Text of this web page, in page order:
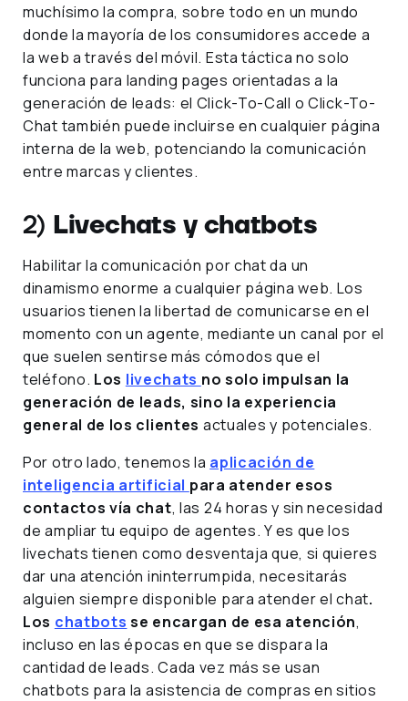
muchísimo la compra, sobre todo en un mundo
donde la mayoría de los consumidores accede a
la web a través del móvil. Esta táctica no solo
funciona para landing pages orientadas a la
generación de leads: el Click-To-Call o Click-To-
Chat también puede incluirse en cualquier página
interna de la web, potenciando la comunicación
entre marcas y clientes.
2) Livechats y chatbots
Habilitar la comunicación por chat da un
dinamismo enorme a cualquier página web. Los
usuarios tienen la libertad de comunicarse en el
momento con un agente, mediante un canal por el
que suelen sentirse más cómodos que el
teléfono. Los livechats no solo impulsan la
generación de leads, sino la experiencia
general de los clientes actuales y potenciales.
Por otro lado, tenemos la aplicación de
inteligencia artificial para atender esos
contactos vía chat, las 24 horas y sin necesidad
de ampliar tu equipo de agentes. Y es que los
livechats tienen como desventaja que, si quieres
dar una atención ininterrumpida, necesitarás
alguien siempre disponible para atender el chat.
Los chatbots se encargan de esa atención,
incluso en las épocas en que se dispara la
cantidad de leads. Cada vez más se usan
chatbots para la asistencia de compras en sitios